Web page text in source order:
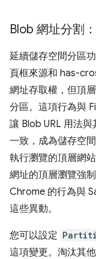
Blob 網址分割
延續儲存空間分區
頁框來源和 has-
網址存取權，但頂
分區。這項行為與
讓 Blob URL 用法
一致，成為儲存空
執行瀏覽的頂層網
網址的頂層瀏覽強
Chrome 的行為與
這些異動。
您可以設定
這項變更。淘汰其